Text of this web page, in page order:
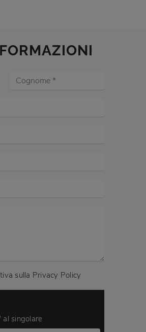
sulla Privacy Policy
al singolare